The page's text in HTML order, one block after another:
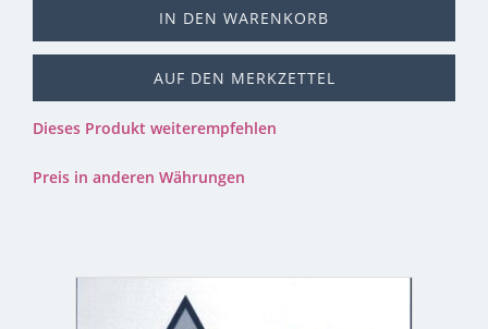
IN DEN WARENKORB
AUF DEN MERKZETTEL
Dieses Produkt weiterempfehlen
Preis in anderen Währungen